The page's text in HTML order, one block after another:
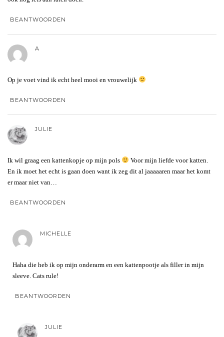
BEANTWOORDEN
A
Op je voet vind ik echt heel mooi en vrouwelijk
BEANTWOORDEN
JULIE
Ik wil graag een kattenkopje op mijn pols
Voor mijn liefde voor katten.
En ik moet het echt is gaan doen want ik zeg dit al jaaaaaren maar het komt
er maar niet van…
BEANTWOORDEN
MICHELLE
Haha die heb ik op mijn onderarm en een kattenpootje als filler in mijn
sleeve. Cats rule!
BEANTWOORDEN
JULIE